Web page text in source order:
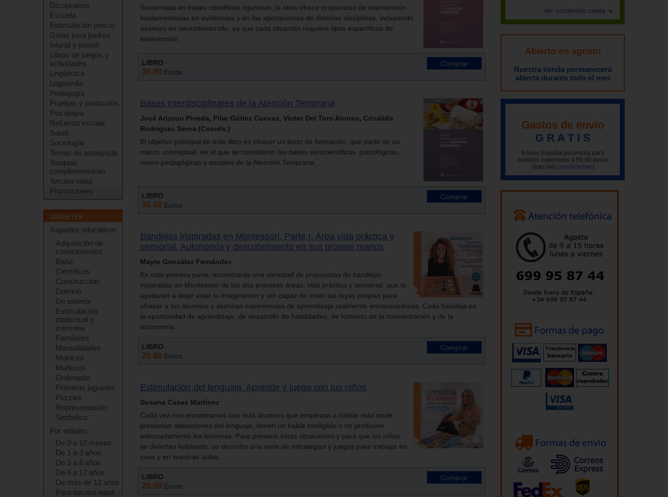
Diccionarios
Escuela
Estimulación precoz
Guías para padres
Infantil y juvenil
Libros de juegos y
actividades
Lingüística
Logopedia
Pedagogía
Pruebas y protocolos
Psicología
Refuerzo escolar
Salud
Sociología
Temas de autoayuda
Terapias
complementarias
Tercera edad
Promociones
Juguetes educativos
Adquisición de
conocimientos
Baño
Científicos
Construcción
Dominó
De exterior
Estimulación
intelectual y
memoria
Familiares
Manualidades
Motrices
Muñecos
Ordenador
Primeros juguetes
Puzzles
Representación
Simbólico
Por edades:
De 0 a 12 meses
De 1 a 3 años
De 3 a 6 años
De 6 a 12 años
De más de 12 años
Para tercera edad
Sustentada en bases científicas rigurosas, la obra ofrece propuestas de intervención
fundamentadas en evidencias y en las aportaciones de distintas disciplinas, incluyendo
avances en neurodesarrollo, ya que cada situación requiere tipos específicos de
intervención.
LIBRO
30.00 Euros
Bases interdisciplinares de la Atención Temprana
José Arizcun Pineda, Pilar Gútiez Cuevas, Víctor Del Toro Alonso, Crisálida
Rodríguez Serna (Coords.)
El objetivo principal de este libro es ofrecer un texto de formación, que parte de un
marco conceptual, en el que se consideran las bases eurocientíficas, psicológicas,
neuro-pedagógicas y sociales de la Atención Temprana.
LIBRO
30.00 Euros
Bandejas inspiradas en Montessori. Parte I: Área vida práctica y
sensorial. Autonomía y descubrimiento en sus propias manos
Mayte González Fernández
En esta primera parte, encontrarás una variedad de propuestas de bandejas
inspiradas en Montessori de las dos primeras áreas, vida práctica y sensorial, que te
ayudarán a dejar volar tu imaginación y ser capaz de crear las tuyas propias para
ofrecer a tus alumnos y alumnas experiencias de aprendizaje realmente enriquecedoras. Cada bandeja es
la oportunidad de aprendizaje, de desarrollo de habilidades, de fomento de la concentración y de la
autonomía.
LIBRO
20.80 Euros
Estimulación del lenguaje. Aprende y juega con tus niños
Susana Casas Martínez
Cada vez nos encontramos con más alumnos que empiezan a hablar más tarde,
presentan alteraciones del lenguaje, tienen un habla inteligible o no producen
adecuadamente los fonemas. Para prevenir estas situaciones y para que los niños
se diviertan hablando, os describo una serie de estrategias y juegos para trabajar en
casa y en vuestras aulas.
LIBRO
20.00 Euros
Ver contenido cesta
Abierto en agosto
Nuestra tienda permanecerá
abierta durante todo el mes
Gastos de envío
G R A T I S
Envíos España península para
pedidos superiores a 59,90 euros
(más iva) (condiciones)